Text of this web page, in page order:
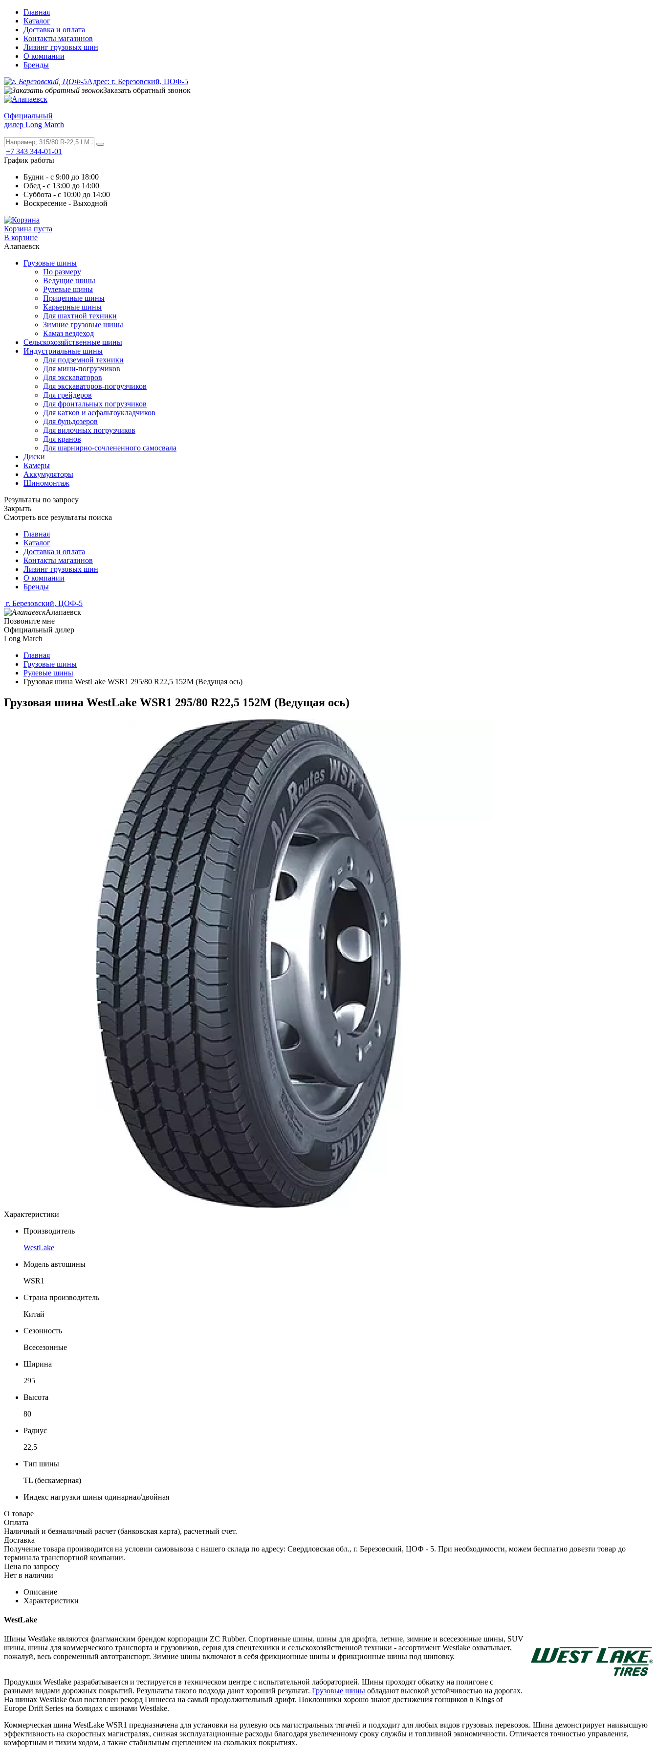
Главная
Каталог
Доставка и оплата
Контакты магазинов
Лизинг грузовых шин
О компании
Бренды
Адрес: г. Березовский, ЦОФ-5
Заказать обратный звонок
Официальный
дилер Long March
+7 343 344-01-01
График работы
Будни - с 9:00 до 18:00
Обед - с 13:00 до 14:00
Суббота - с 10:00 до 14:00
Воскресение - Выходной
Корзина пуста
В корзине
Алапаевск
Грузовые шины
По размеру
Ведущие шины
Рулевые шины
Прицепные шины
Карьерные шины
Для шахтной техники
Зимние грузовые шины
Камаз вездеход
Сельскохозяйственные шины
Индустриальные шины
Для подземной техники
Для мини-погрузчиков
Для экскаваторов
Для экскаваторов-погрузчиков
Для грейдеров
Для фронтальных погрузчиков
Для катков и асфальтоукладчиков
Для бульдозеров
Для вилочных погрузчиков
Для кранов
Для шарнирно-сочлененного самосвала
Диски
Камеры
Аккумуляторы
Шиномонтаж
Результаты по запросу
Закрыть
Смотреть все результаты поиска
Главная
Каталог
Доставка и оплата
Контакты магазинов
Лизинг грузовых шин
О компании
Бренды
г. Березовский, ЦОФ-5
Алапаевск
Позвоните мне
Официальный дилер
Long March
Главная
Грузовые шины
Рулевые шины
Грузовая шина WestLake WSR1 295/80 R22,5 152M (Ведущая ось)
Грузовая шина WestLake WSR1 295/80 R22,5 152M (Ведущая ось)
Характеристики
Производитель
WestLake
Модель автошины
WSR1
Страна производитель
Китай
Сезонность
Всесезонные
Ширина
295
Высота
80
Радиус
22,5
Тип шины
TL (бескамерная)
Индекс нагрузки шины одинарная/двойная
О товаре
Оплата
Наличный и безналичный расчет (банковская карта), расчетный счет.
Доставка
Получение товара производится на условии самовывоза с нашего склада по адресу: Свердловская обл., г. Березовский, ЦОФ - 5. При необходимости, можем бесплатно довезти товар до
терминала транспортной компании.
Цена по запросу
Нет в наличии
Описание
Характеристики
WestLake
Шины Westlake являются флагманским брендом корпорации ZC Rubber. Спортивные шины, шины для дрифта, летние, зимние и всесезонные шины, SUV
шины, шины для коммерческого транспорта и грузовиков, серия для спецтехники и сельскохозяйственной техники - ассортимент Westlake охватывает,
пожалуй, весь современный автотранспорт. Зимние шины включают в себя фрикционные шины и фрикционные шины под шиповку.
Продукция Westlake разрабатывается и тестируется в техническом центре с испытательной лабораторией. Шины проходят обкатку на полигоне с
разными видами дорожных покрытий. Результаты такого подхода дают хороший результат. Грузовые шины обладают высокой устойчивостью на дорогах.
На шинах Westlake был поставлен рекорд Гиннесса на самый продолжительный дрифт. Поклонники хорошо знают достижения гонщиков в Kings of
Europe Drift Series на болидах с шинами Westlake.
Коммерческая шина WestLake WSR1 предназначена для установки на рулевую ось магистральных тягачей и подходит для любых видов грузовых перевозок. Шина демонстрирует наивысшую
эффективность на скоростных магистралях, снижая эксплуатационные расходы благодаря увеличенному сроку службы и топливной экономичности. Отличается точностью управления,
комфортным и тихим ходом, а также стабильным сцеплением на скользких покрытиях.